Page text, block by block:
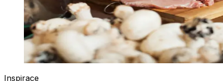
Inspirace